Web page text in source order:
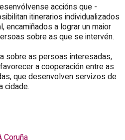
accións que -
itinerarios individualizados
encamiñados a lograr un maior
sobre as que se intervén.
sobre as persoas interesadas,
a cooperación entre as
que desenvolven servizos de
cidade.